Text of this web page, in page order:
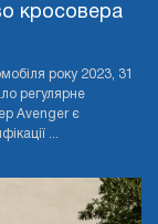
кросовера
року 2023, 31
регулярне
Avenger є
...